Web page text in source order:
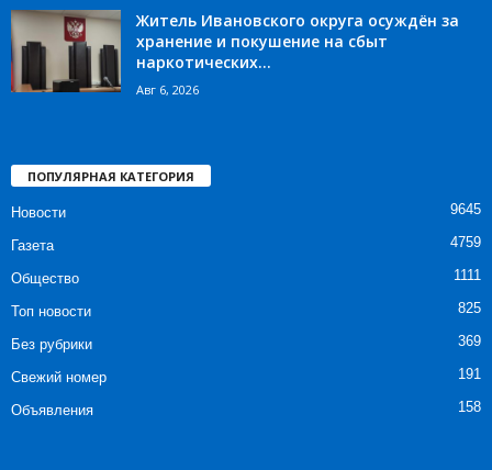
Житель Ивановского округа осуждён за
хранение и покушение на сбыт
наркотических...
Авг 6, 2026
ПОПУЛЯРНАЯ КАТЕГОРИЯ
Новости 9645
Газета 4759
Общество 1111
Топ новости 825
Без рубрики 369
Свежий номер 191
Объявления 158